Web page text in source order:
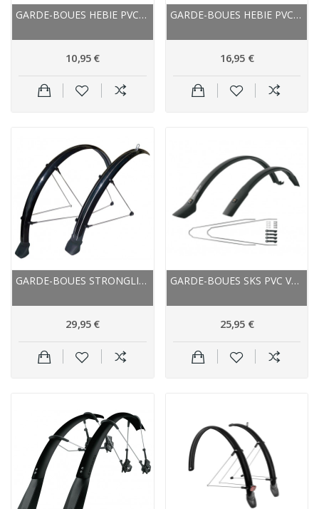
GARDE-BOUES HEBIE PVC VTC VTT SPEED-CRUISER...
10,95 €
GARDE-BOUES HEBIE PVC VTC VTT VIPER 758E 24P NOIR
16,95 €
GARDE-BOUES STRONGLIGHT ROUTE VTC TOUR 54 NOIR
29,95 €
GARDE-BOUES SKS PVC VTC GRAVEL VELO 42 URBAN 28...
25,95 €